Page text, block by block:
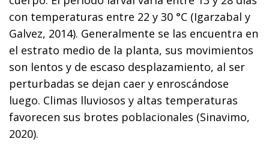
con temperaturas entre 22 y 30 °C (Igarzabal y
Galvez, 2014). Generalmente se las encuentra en
el estrato medio de la planta, sus movimientos
son lentos y de escaso desplazamiento, al ser
perturbadas se dejan caer y enroscándose
luego. Climas lluviosos y altas temperaturas
favorecen sus brotes poblacionales (Sinavimo,
2020).